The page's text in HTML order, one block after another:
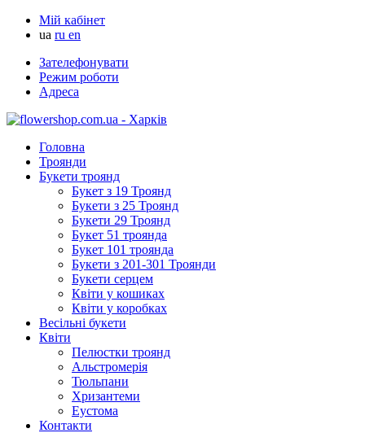
Мій кабінет
ua ru en
Зателефонувати
Режим роботи
Адреса
Головна
Троянди
Букети троянд
Букет з 19 Троянд
Букети з 25 Троянд
Букети 29 Троянд
Букет 51 троянда
Букет 101 троянда
Букети з 201-301 Троянди
Букети серцем
Квіти у кошиках
Квіти у коробках
Весільні букети
Квіти
Пелюстки троянд
Альстромерія
Тюльпани
Хризантеми
Еустома
Контакти